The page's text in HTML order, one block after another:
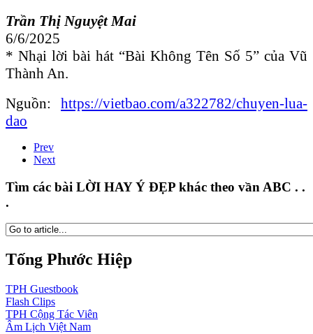
Trần Thị Nguyệt Mai
6/6/2025
* Nhại lời bài hát “Bài Không Tên Số 5” của Vũ
Thành An.
Nguồn: https://vietbao.com/a322782/chuyen-lua-
dao
Prev
Next
Tìm các bài LỜI HAY Ý ĐẸP khác theo vần ABC . .
.
Tống Phước Hiệp
TPH Guestbook
Flash Clips
TPH Cộng Tác Viên
Âm Lịch Việt Nam